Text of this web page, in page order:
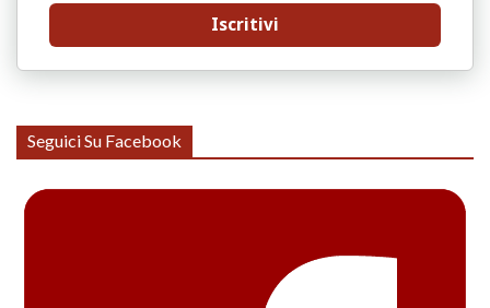
Iscritivi
Seguici Su Facebook